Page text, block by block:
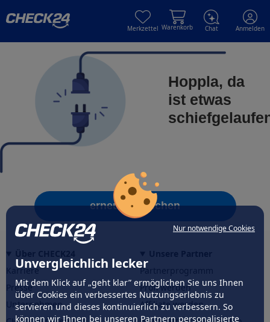
Nur notwendige Cookies
Unvergleichlich lecker
Mit dem Klick auf „geht klar” ermöglichen Sie uns Ihnen
über Cookies ein verbessertes Nutzungserlebnis zu
servieren und dieses kontinuierlich zu verbessern. So
können wir Ihnen bei unseren Partnern personalisierte
Merkzettel Warenkorb Chat Anmelden
Hoppla, da
ist etwas
erneut versuchen
Karriere
Presse
Unternehmen
Partnerprogramm
Profi werden
Affiliate werden